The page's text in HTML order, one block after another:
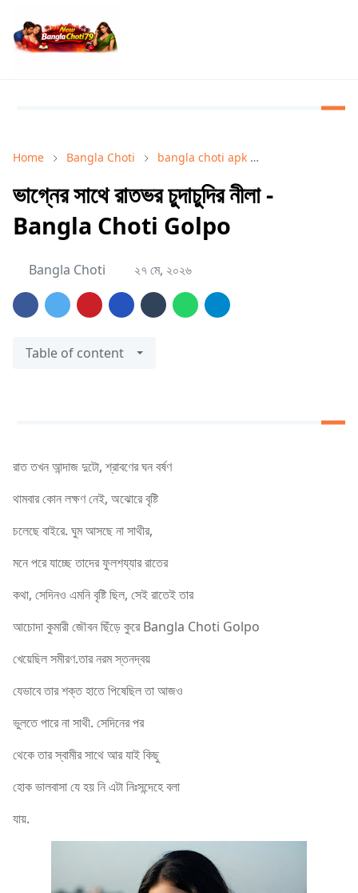
Home Bangla Choti bangla choti apk
ভাগ্নের সাথে রাতভর চুদাচুদির নীলা -
Bangla Choti Golpo
Bangla Choti ২৭ মে, ২০২৬
Table of content
রাত তখন আন্দাজ দুটো, শ্রাবণের ঘন বর্ষণ
থামবার কোন লক্ষণ নেই, অঝোরে বৃষ্টি
চলেছে বাইরে. ঘুম আসছে না সাথীর,
মনে পরে যাচ্ছে তাদের ফুলশয্যার রাতের
কথা, সেদিনও এমনি বৃষ্টি ছিল, সেই রাতেই তার
আচোদা কুমারী জৌবন ছিঁড়ে কুরে Bangla Choti Golpo
খেয়েছিল সমীরণ.তার নরম স্তনদ্বয়
যেভাবে তার শক্ত হাতে পিষেছিল তা আজও
ভুলতে পারে না সাথী. সেদিনের পর
থেকে তার স্বামীর সাথে আর যাই কিছু
হোক ভালবাসা যে হয় নি এটা নিঃসন্দেহে বলা
যায়.